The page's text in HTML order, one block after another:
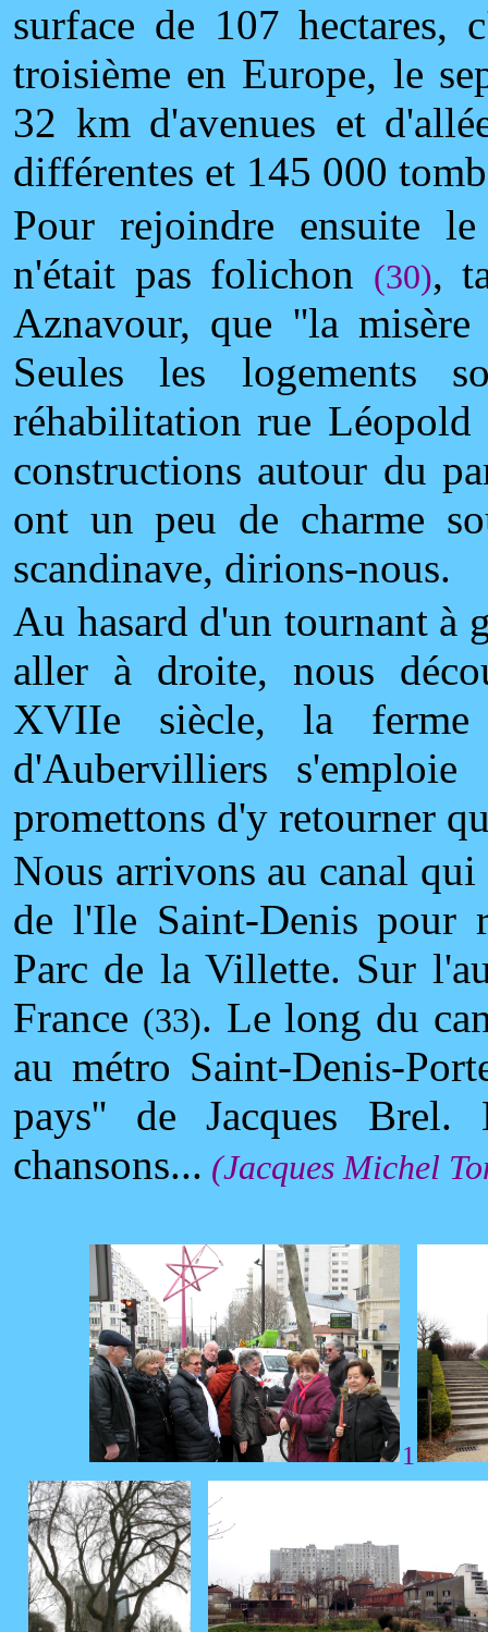
surface de 107 hectares,
troisième en Europe, le
32 km d'avenues et
différentes et 145 000
Pour rejoindre ensuite
n'était pas folichon (30),
Aznavour, que ''la
Seules les logements
réhabilitation rue Léopold
constructions autour du
ont un peu de charme
scandinave, dirions-nous.
Au hasard d'un tournant à
aller à droite, nous
XVIIe siècle, la
d'Aubervilliers s'emploie
promettons d'y retourner
Nous arrivons au canal
de l'Ile Saint-Denis pour
Parc de la Villette. Sur
France (33). Le long du
au métro Saint-Denis-
pays'' de Jacques
chansons... (Jacques Michel
1